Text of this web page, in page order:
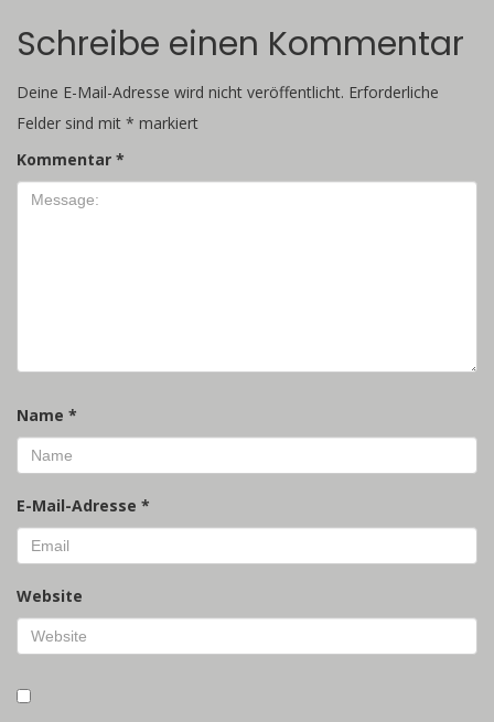
Schreibe einen Kommentar
Deine E-Mail-Adresse wird nicht veröffentlicht. Erforderliche
Felder sind mit * markiert
Kommentar *
Name *
E-Mail-Adresse *
Website